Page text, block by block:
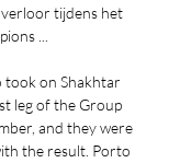
tijdens het
...
took on Shakhtar
leg of the Group
and they were
the result. Porto